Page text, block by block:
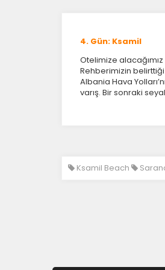
4. Gün: Ksamil
Otelimize
Rehberimizin
Albania Hava
varış. Bir sonraki
Ksamil Beach